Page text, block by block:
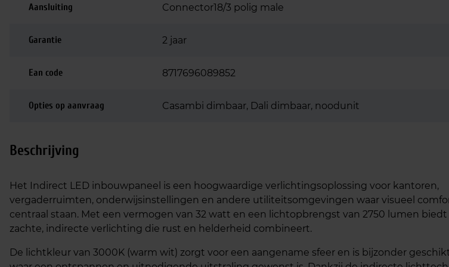
Aansluiting Connector18/3 polig male
Garantie 2 jaar
Ean code 8717696089852
Opties op aanvraag Casambi dimbaar, Dali dimbaar, noodunit
Beschrijving
Het Indirect LED inbouwpaneel is een hoogwaardige verlichtingsoplossing voor kantoren,
vergaderruimten, onderwijsinstellingen en andere utiliteitsomgevingen waar visueel
centraal staan. Met een vermogen van 32 watt en een lichtopbrengst van 2750 lumen
zachte, indirecte verlichting die rust en helderheid combineert.
De lichtkleur van 3000K (warm wit) zorgt voor een aangename sfeer en is bijzonder